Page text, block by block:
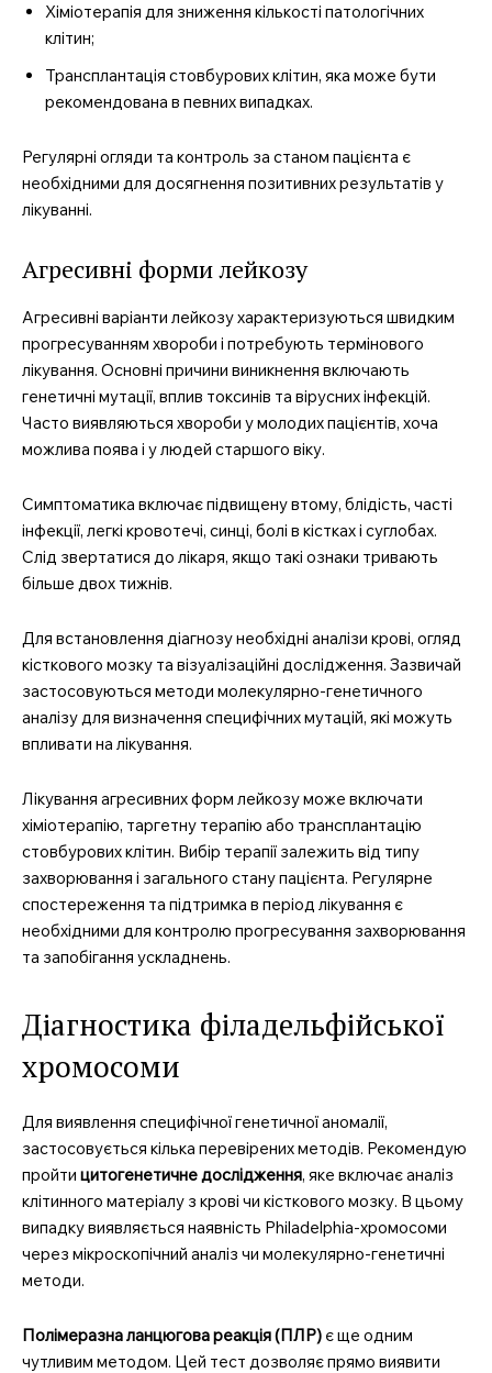
Company
Про нас
Контакти
Медичні книги
Хіміотерапія для зниження кількості патологічних
клітин;
Трансплантація стовбурових клітин, яка може бути
рекомендована в певних випадках.
Регулярні огляди та контроль за станом пацієнта є
необхідними для досягнення позитивних результатів у
лікуванні.
Агресивні форми лейкозу
Агресивні варіанти лейкозу характеризуються швидким
прогресуванням хвороби і потребують термінового
лікування. Основні причини виникнення включають
генетичні мутації, вплив токсинів та вірусних інфекцій.
Часто виявляються хвороби у молодих пацієнтів, хоча
можлива поява і у людей старшого віку.
Симптоматика включає підвищену втому, блідість, часті
інфекції, легкі кровотечі, синці, болі в кістках і суглобах.
Слід звертатися до лікаря, якщо такі ознаки тривають
більше двох тижнів.
Для встановлення діагнозу необхідні аналізи крові, огляд
кісткового мозку та візуалізаційні дослідження. Зазвичай
застосовуються методи молекулярно-генетичного
аналізу для визначення специфічних мутацій, які можуть
впливати на лікування.
Лікування агресивних форм лейкозу може включати
хіміотерапію, таргетну терапію або трансплантацію
стовбурових клітин. Вибір терапії залежить від типу
захворювання і загального стану пацієнта. Регулярне
спостереження та підтримка в період лікування є
необхідними для контролю прогресування захворювання
та запобігання ускладнень.
Діагностика філадельфійської
хромосоми
Для виявлення специфічної генетичної аномалії,
застосовується кілька перевірених методів. Рекомендую
пройти цитогенетичне дослідження, яке включає аналіз
клітинного матеріалу з крові чи кісткового мозку. В цьому
випадку виявляється наявність Philadelphia-хромосоми
через мікроскопічний аналіз чи молекулярно-генетичні
методи.
Полімеразна ланцюгова реакція (ПЛР) є ще одним
чутливим методом. Цей тест дозволяє прямо виявити